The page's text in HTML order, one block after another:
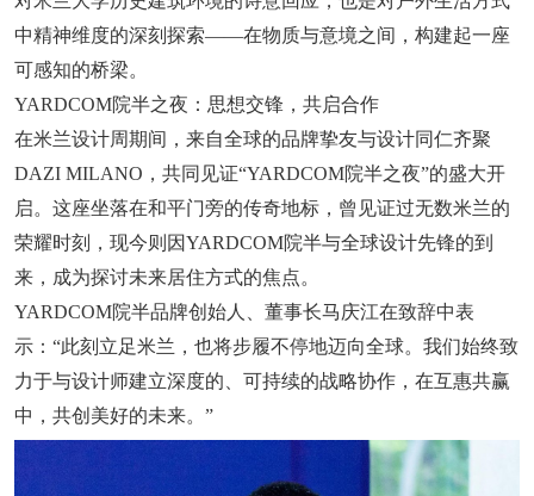
中精神维度的深刻探索——在物质与意境之间，构建起一座
可感知的桥梁。
YARDCOM院半之夜：思想交锋，共启合作
在米兰设计周期间，来自全球的品牌挚友与设计同仁齐聚
DAZI MILANO，共同见证“YARDCOM院半之夜”的盛大开
启。这座坐落在和平门旁的传奇地标，曾见证过无数米兰的
荣耀时刻，现今则因YARDCOM院半与全球设计先锋的到
来，成为探讨未来居住方式的焦点。
YARDCOM院半品牌创始人、董事长马庆江在致辞中表
示：“此刻立足米兰，也将步履不停地迈向全球。我们始终致
力于与设计师建立深度的、可持续的战略协作，在互惠共赢
中，共创美好的未来。”